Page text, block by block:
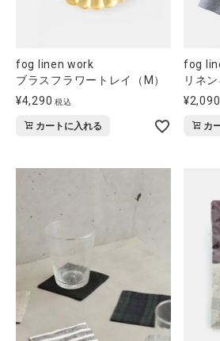
fog linen work
ブラスフラワートレイ（M）
¥4,290 税込
カートに入れる
fog
リネ
¥2,090
カ